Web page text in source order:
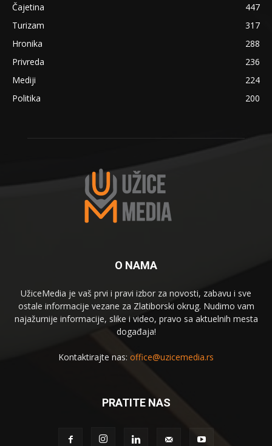
Čajetina
447
Turizam
317
Hronika
288
Privreda
236
Mediji
224
Politika
200
O NAMA
UžiceMedia je vaš prvi i pravi izbor za novosti, zabavu i sve
ostale informacije vezane za Zlatiborski okrug. Nudimo vam
najažurnije informacije, slike i video, pravo sa aktuelnih mesta
događaja!
Kontaktirajte nas: office@uzicemedia.rs
PRATITE NAS